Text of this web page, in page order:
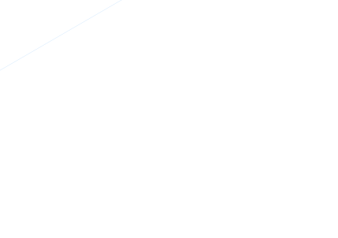
與人文關懷；劉柏宏教授提出「通
色與策略；黃俊儒教授則強調通識
學以促進學生反思及中山大學西灣
7所國立大學通識教育發展的背
學社會責任）及跨域整合，充分展
的關鍵，期待各校通識教育持續創
連結，填寫訂閱表單，您將會在下